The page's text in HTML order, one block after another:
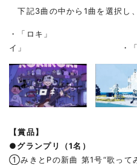
下記3曲の中から1曲を選択し
・「ロキ」 ・
イ」 ・「夏の
【賞品】
●グランプリ（1名）
①みきとPの新曲 第1号“歌って